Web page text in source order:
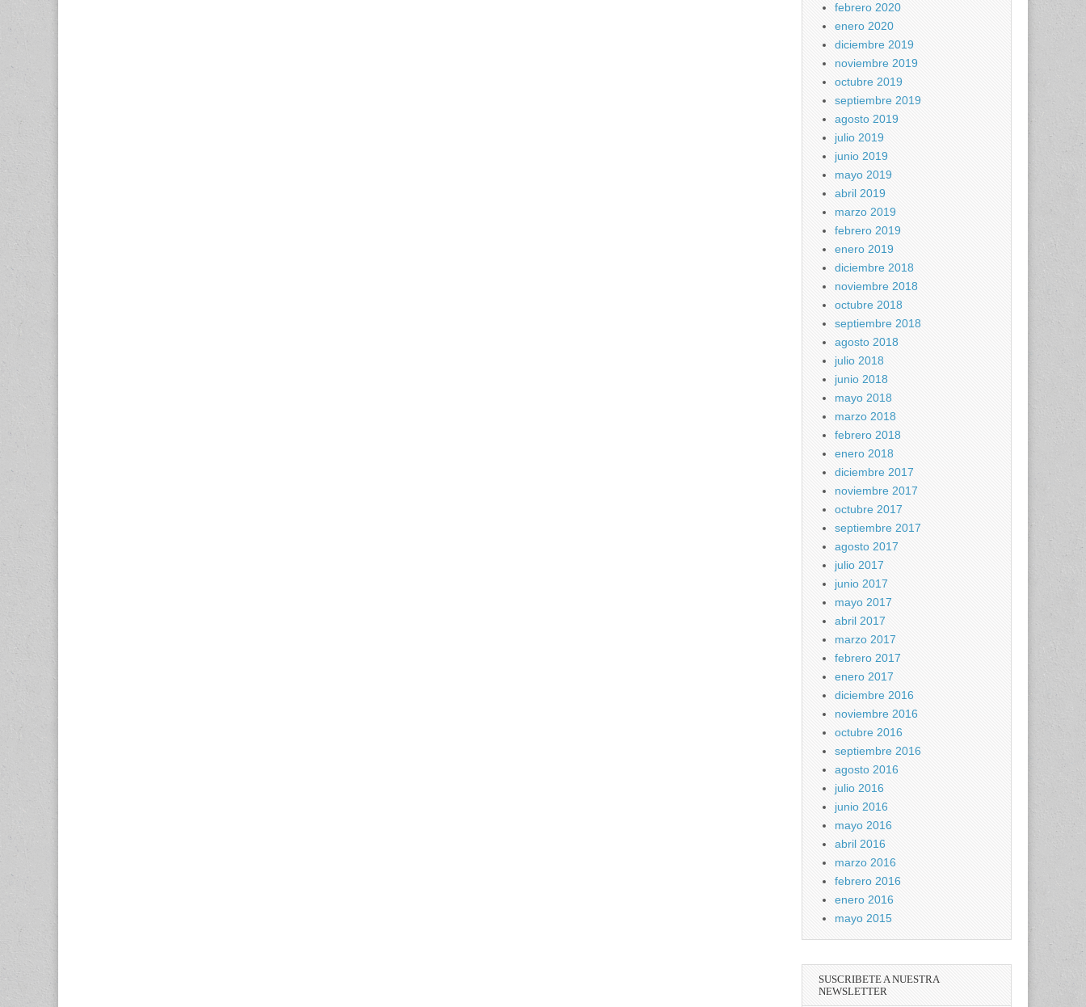
febrero 2020
enero 2020
diciembre 2019
noviembre 2019
octubre 2019
septiembre 2019
agosto 2019
julio 2019
junio 2019
mayo 2019
abril 2019
marzo 2019
febrero 2019
enero 2019
diciembre 2018
noviembre 2018
octubre 2018
septiembre 2018
agosto 2018
julio 2018
junio 2018
mayo 2018
marzo 2018
febrero 2018
enero 2018
diciembre 2017
noviembre 2017
octubre 2017
septiembre 2017
agosto 2017
julio 2017
junio 2017
mayo 2017
abril 2017
marzo 2017
febrero 2017
enero 2017
diciembre 2016
noviembre 2016
octubre 2016
septiembre 2016
agosto 2016
julio 2016
junio 2016
mayo 2016
abril 2016
marzo 2016
febrero 2016
enero 2016
mayo 2015
SUSCRIBETE A NUESTRA
NEWSLETTER